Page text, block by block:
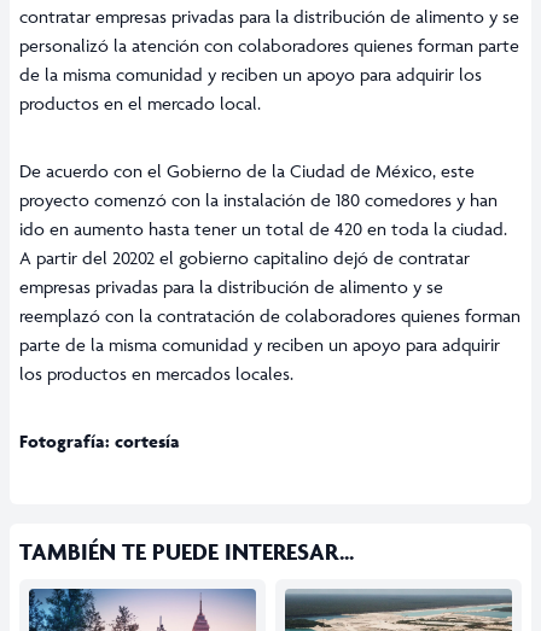
contratar empresas privadas para la distribución de alimento y se
personalizó la atención con colaboradores quienes forman parte
de la misma comunidad y reciben un apoyo para adquirir los
productos en el mercado local.
De acuerdo con el Gobierno de la Ciudad de México, este
proyecto comenzó con la instalación de 180 comedores y han
ido en aumento hasta tener un total de 420 en toda la ciudad.
A partir del 20202 el gobierno capitalino dejó de contratar
empresas privadas para la distribución de alimento y se
reemplazó con la contratación de colaboradores quienes forman
parte de la misma comunidad y reciben un apoyo para adquirir
los productos en mercados locales.
Fotografía: cortesía
TAMBIÉN TE PUEDE INTERESAR...